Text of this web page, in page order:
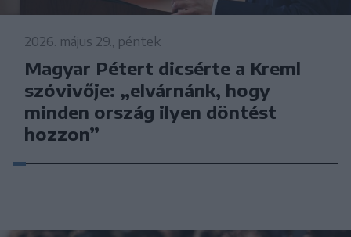
2026. május 29., péntek
Magyar Pétert dicsérte a Kreml
szóvivője: „elvárnánk, hogy
minden ország ilyen döntést
hozzon”